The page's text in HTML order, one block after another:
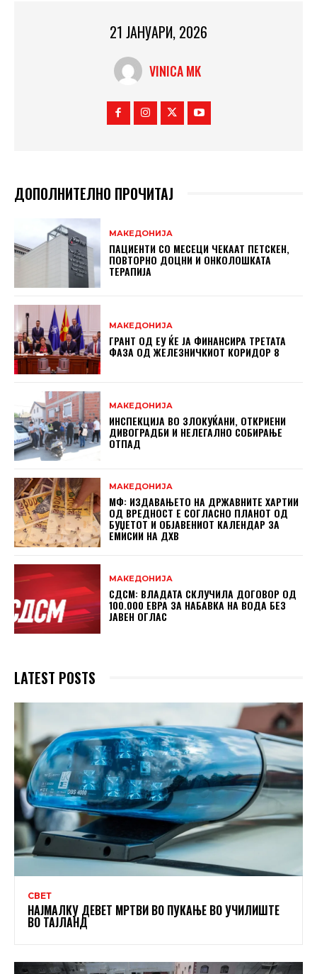
21 ЈАНУАРИ, 2026
VINICA MK
ДОПОЛНИТЕЛНО ПРОЧИТАЈ
МАКЕДОНИЈА
ПАЦИЕНТИ СО МЕСЕЦИ ЧЕКААТ ПЕТСКЕН,
ПОВТОРНО ДОЦНИ И ОНКОЛОШКАТА
ТЕРАПИЈА
МАКЕДОНИЈА
ГРАНТ ОД ЕУ ЌЕ ЈА ФИНАНСИРА ТРЕТАТА
ФАЗА ОД ЖЕЛЕЗНИЧКИОТ КОРИДОР 8
МАКЕДОНИЈА
ИНСПЕКЦИЈА ВО ЗЛОКУЌАНИ, ОТКРИЕНИ
ДИВОГРАДБИ И НЕЛЕГАЛНО СОБИРАЊЕ
ОТПАД
МАКЕДОНИЈА
МФ: ИЗДАВАЊЕТО НА ДРЖАВНИТЕ ХАРТИИ
ОД ВРЕДНОСТ Е СОГЛАСНО ПЛАНОТ ОД
БУЏЕТОТ И ОБЈАВЕНИОТ КАЛЕНДАР ЗА
ЕМИСИИ НА ДХВ
МАКЕДОНИЈА
СДСМ: ВЛАДАТА СКЛУЧИЛА ДОГОВОР ОД
100.000 ЕВРА ЗА НАБАВКА НА ВОДА БЕЗ
ЈАВЕН ОГЛАС
LATEST POSTS
СВЕТ
НАЈМАЛКУ ДЕВЕТ МРТВИ ВО ПУКАЊЕ ВО УЧИЛИШТЕ
ВО ТАЈЛАНД